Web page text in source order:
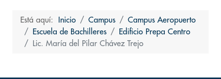
Está aquí: Inicio Campus
Campus Aeropuerto
Escuela de Bachilleres
Edificio Prepa Centro
Lic. María del Pilar Chávez Trejo